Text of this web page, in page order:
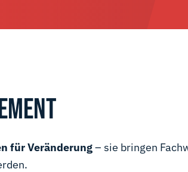
für Veränderung– sie bringen